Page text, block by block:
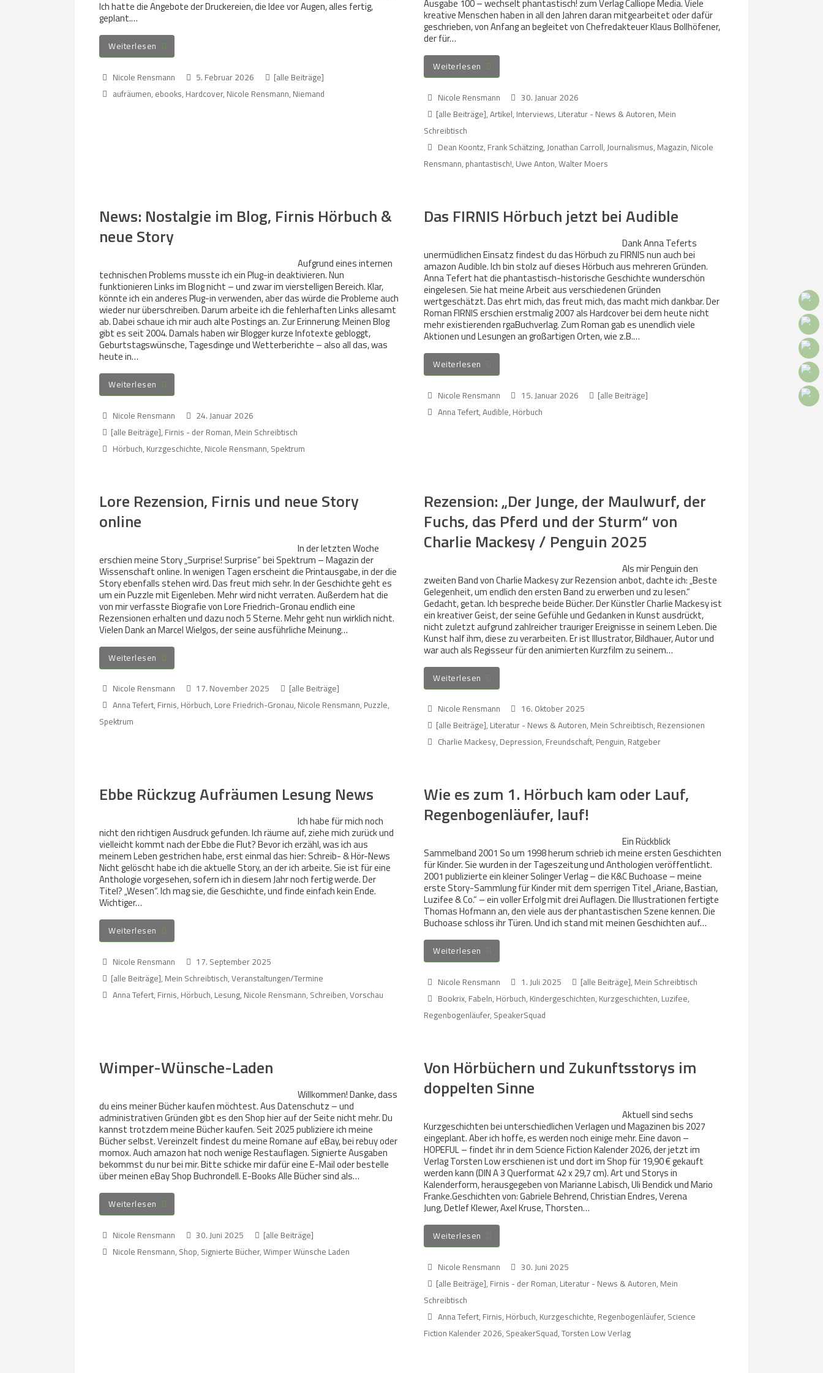
Ich hatte die Angebote der Druckereien, die Idee vor Augen, alles fertig,
geplant.…
Weiterlesen
Nicole Rensmann 5. Februar 2026
[alle Beiträge]
aufräumen, ebooks, Hardcover, Nicole Rensmann, Niemand
Ausgabe 100 – wechselt phantastisch! zum Verlag Calliope Media. Viele
kreative Menschen haben in all den Jahren daran mitgearbeitet oder dafür
geschrieben, von Anfang an begleitet von Chefredakteuer Klaus Bollhöfener,
der für…
Weiterlesen
Nicole Rensmann
30. Januar 2026
[alle Beiträge], Artikel, Interviews, Literatur - News & Autoren, Mein
Schreibtisch
Dean Koontz, Frank Schätzing, Jonathan Carroll, Journalismus, Magazin, Nicole
Rensmann, phantastisch!, Uwe Anton,Walter Moers
News: Nostalgie im Blog, Firnis Hörbuch &
neue Story
Aufgrund eines internen
technischen Problems musste ich ein Plug-in deaktivieren. Nun
funktionieren Links im Blog nicht – und zwar im vierstelligen Bereich. Klar,
könnte ich ein anderes Plug-in verwenden, aber das würde die Probleme auch
wieder nur überschreiben. Darum arbeite ich die fehlerhaften Links allesamt
ab. Dabei schaue ich mir auch alte Postings an. Zur Erinnerung: Meinen Blog
gibt es seit 2004. Damals haben wir Blogger kurze Infotexte gebloggt,
Geburtstagswünsche, Tagesdinge und Wetterberichte – also all das, was
heute in…
Weiterlesen
Nicole Rensmann
24. Januar 2026
[alle Beiträge], Firnis - der Roman, Mein Schreibtisch
Hörbuch, Kurzgeschichte, Nicole Rensmann, Spektrum
Das FIRNIS Hörbuch jetzt bei Audible
Dank Anna Teferts
unermüdlichen Einsatz findest du das Hörbuch zu FIRNIS nun auch bei
amazon Audible. Ich bin stolz auf dieses Hörbuch aus mehreren Gründen.
Anna Tefert hat die phantastisch-historische Geschichte wunderschön
eingelesen. Sie hat meine Arbeit aus verschiedenen Gründen
wertgeschätzt. Das ehrt mich, das freut mich, das macht mich dankbar. Der
Roman FIRNIS erschien erstmalig 2007 als Hardcover bei dem heute nicht
mehr existierenden rgaBuchverlag. Zum Roman gab es unendlich viele
Aktionen und Lesungen an großartigen Orten, wie z.B.…
Weiterlesen
Nicole Rensmann 15. Januar 2026
[alle Beiträge]
Anna Tefert, Audible, Hörbuch
Lore Rezension, Firnis und neue Story
online
In der letzten Woche
erschien meine Story „Surprise! Surprise“ bei Spektrum – Magazin der
Wissenschaft online. In wenigen Tagen erscheint die Printausgabe, in der die
Story ebenfalls stehen wird. Das freut mich sehr. In der Geschichte geht es
um ein Puzzle mit Eigenleben. Mehr wird nicht verraten. Außerdem hat die
von mir verfasste Biografie von Lore Friedrich-Gronau endlich eine
Rezensionen erhalten und dazu noch 5 Sterne. Mehr geht nun wirklich nicht.
Vielen Dank an Marcel Wielgos, der seine ausführliche Meinung…
Weiterlesen
Nicole Rensmann 17. November 2025
[alle Beiträge]
Anna Tefert, Firnis, Hörbuch, Lore Friedrich-Gronau, Nicole Rensmann, Puzzle,
Spektrum
Rezension: „Der Junge, der Maulwurf, der
Fuchs, das Pferd und der Sturm“ von
Charlie Mackesy / Penguin 2025
Als mir Penguin den
zweiten Band von Charlie Mackesy zur Rezension anbot, dachte ich: „Beste
Gelegenheit, um endlich den ersten Band zu erwerben und zu lesen.“
Gedacht, getan. Ich bespreche beide Bücher. Der Künstler Charlie Mackesy ist
ein kreativer Geist, der seine Gefühle und Gedanken in Kunst ausdrückt,
nicht zuletzt aufgrund zahlreicher trauriger Ereignisse in seinem Leben. Die
Kunst half ihm, diese zu verarbeiten. Er ist Illustrator, Bildhauer, Autor und
war auch als Regisseur für den animierten Kurzfilm zu seinem…
Weiterlesen
Nicole Rensmann
16. Oktober 2025
[alle Beiträge], Literatur - News & Autoren, Mein Schreibtisch, Rezensionen
Charlie Mackesy, Depression, Freundschaft, Penguin, Ratgeber
Ebbe Rückzug Aufräumen Lesung News
Ich habe für mich noch
nicht den richtigen Ausdruck gefunden. Ich räume auf, ziehe mich zurück und
vielleicht kommt nach der Ebbe die Flut? Bevor ich erzähl, was ich aus
meinem Leben gestrichen habe, erst einmal das hier: Schreib- & Hör-News
Nicht gelöscht habe ich die aktuelle Story, an der ich arbeite. Sie ist für eine
Anthologie vorgesehen, sofern ich in diesem Jahr noch fertig werde. Der
Titel? „Wesen“. Ich mag sie, die Geschichte, und finde einfach kein Ende.
Wichtiger…
Weiterlesen
Nicole Rensmann
17. September 2025
[alle Beiträge], Mein Schreibtisch,Veranstaltungen/Termine
Anna Tefert, Firnis, Hörbuch, Lesung, Nicole Rensmann, Schreiben,Vorschau
Wie es zum 1. Hörbuch kam oder Lauf,
Regenbogenläufer, lauf!
Ein Rückblick
Sammelband 2001 So um 1998 herum schrieb ich meine ersten Geschichten
für Kinder. Sie wurden in der Tageszeitung und Anthologien veröffentlicht.
2001 publizierte ein kleiner Solinger Verlag – die K&C Buchoase – meine
erste Story-Sammlung für Kinder mit dem sperrigen Titel „Ariane, Bastian,
Luzifee & Co.“ – ein voller Erfolg mit drei Auflagen. Die Illustrationen fertigte
Thomas Hofmann an, den viele aus der phantastischen Szene kennen. Die
Buchoase schloss ihr Türen. Und ich stand mit meinen Geschichten auf…
Weiterlesen
Nicole Rensmann 1. Juli 2025 [alle Beiträge], Mein Schreibtisch
Bookrix, Fabeln, Hörbuch, Kindergeschichten, Kurzgeschichten, Luzifee,
Regenbogenläufer, SpeakerSquad
Wimper-Wünsche-Laden
Willkommen! Danke, dass
du eins meiner Bücher kaufen möchtest. Aus Datenschutz – und
administrativen Gründen gibt es den Shop hier auf der Seite nicht mehr. Du
kannst trotzdem meine Bücher kaufen. Seit 2025 publiziere ich meine
Bücher selbst. Vereinzelt findest du meine Romane auf eBay, bei rebuy oder
momox. Auch amazon hat noch wenige Restauflagen. Signierte Ausgaben
bekommst du nur bei mir. Bitte schicke mir dafür eine E-Mail oder bestelle
über meinen eBay Shop Buchrondell. E-Books Alle Bücher sind als…
Weiterlesen
Nicole Rensmann 30. Juni 2025
[alle Beiträge]
Nicole Rensmann, Shop, Signierte Bücher,Wimper Wünsche Laden
Von Hörbüchern und Zukunftsstorys im
doppelten Sinne
Aktuell sind sechs
Kurzgeschichten bei unterschiedlichen Verlagen und Magazinen bis 2027
eingeplant. Aber ich hoffe, es werden noch einige mehr. Eine davon –
HOPEFUL – findet ihr in dem Science Fiction Kalender 2026, der jetzt im
Verlag Torsten Low erschienen ist und dort im Shop für 19,90 € gekauft
werden kann (DIN A 3 Querformat 42 x 29,7 cm). Art und Storys in
Kalenderform, herausgegeben von Marianne Labisch, Uli Bendick und Mario
Franke.Geschichten von: Gabriele Behrend, Christian Endres, Verena
Jung, Detlef Klewer, Axel Kruse, Thorsten…
Weiterlesen
Nicole Rensmann
30. Juni 2025
[alle Beiträge], Firnis - der Roman, Literatur - News & Autoren, Mein
Schreibtisch
Anna Tefert, Firnis, Hörbuch, Kurzgeschichte, Regenbogenläufer, Science
Fiction Kalender 2026, SpeakerSquad,Torsten Low Verlag